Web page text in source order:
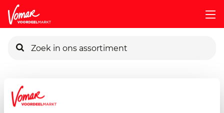
Pincode vergeten
Assortiment